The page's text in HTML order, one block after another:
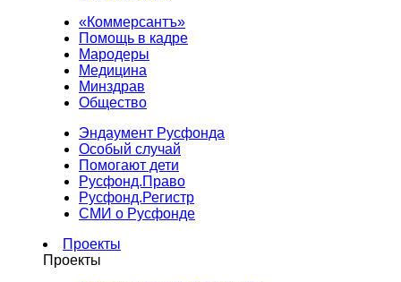
«Коммерсантъ»
Помощь в кадре
Мародеры
Медицина
Минздрав
Общество
Эндаумент Русфонда
Особый случай
Помогают дети
Русфонд.Право
Русфонд.Регистр
СМИ о Русфонде
Проекты
Проекты